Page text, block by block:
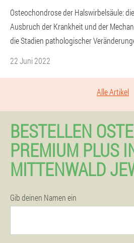
Osteochondrose der Halswirbelsäule:
Ausbruch der Krankheit und der
die Stadien pathologischer
22 Juni 2022
Alle Artikel
BESTELLEN
PREMIUM PLUS
MITTENWALD
Gib deinen Namen ein